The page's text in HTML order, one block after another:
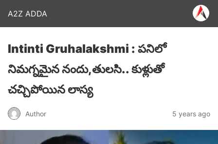
A2Z ADDA
Intinti Gruhalakshmi : పనిలో
నిమగ్నమైన నందు,తులసి.. కుళ్లుతో
చచ్చిపోయిన లాస్య
Author 5 years ago